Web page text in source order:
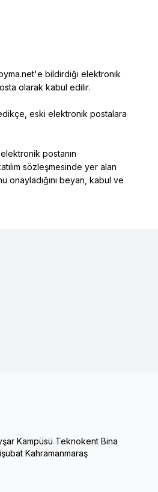
bildirdiği elektronik
olarak kabul edilir.
eski elektronik postalara
postanın
sözleşmesinde yer alan
onayladığını beyan, kabul ve
Kampüsü Teknokent Bina
Kahramanmaraş